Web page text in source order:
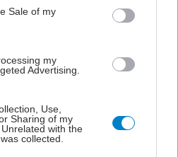
Sale of my
my
Advertising.
Use,
Sharing of my
with the
collected.